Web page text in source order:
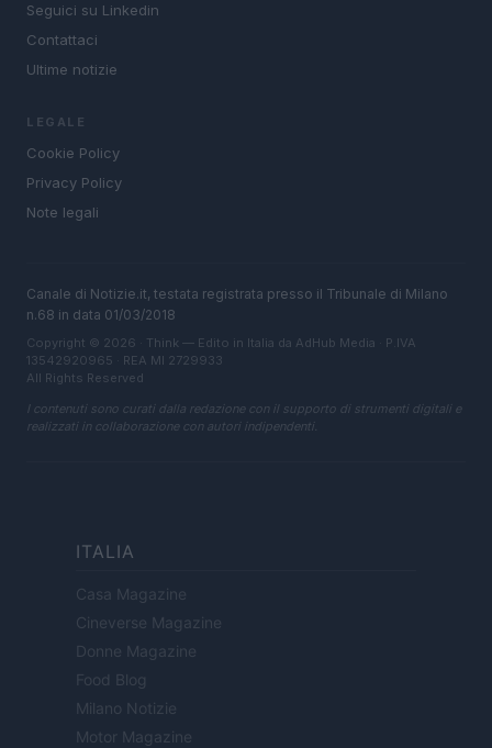
Seguici su Linkedin
Contattaci
Ultime notizie
LEGALE
Cookie Policy
Privacy Policy
Note legali
Canale di Notizie.it, testata registrata presso il Tribunale di Milano
n.68 in data 01/03/2018
Copyright © 2026 · Think — Edito in Italia da AdHub Media · P.IVA
13542920965 · REA MI 2729933
All Rights Reserved
I contenuti sono curati dalla redazione con il supporto di strumenti digitali e
realizzati in collaborazione con autori indipendenti.
ITALIA
Casa Magazine
Cineverse Magazine
Donne Magazine
Food Blog
Milano Notizie
Motor Magazine